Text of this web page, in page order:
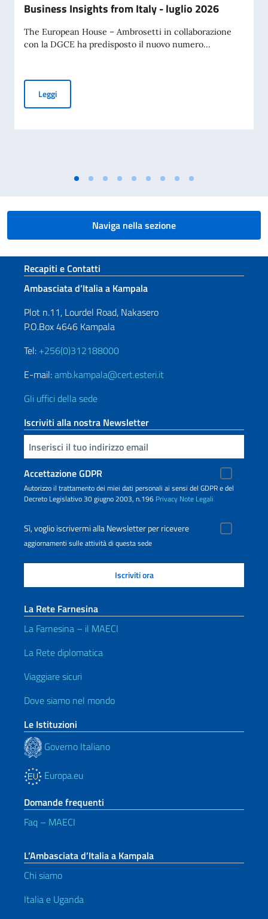
Business Insights from Italy - luglio 2026
The European House – Ambrosetti in collaborazione
con la DGCE ha predisposto il nuovo numero...
LeggiBusiness Insights from Italy - luglio 2026
Naviga nella sezione
Sezione footer
Recapiti e Contatti
Ambasciata d’Italia a Kampala
Plot n.11, Lourdel Road, Nakasero
P.O.Box 4646 Kampala
Tel: +256(0)312188000
E-mail:amb.kampala@cert.esteri.it
Gli uffici della sede
Iscriviti alla nostra Newsletter
Inserisci la tua email
Accettazione GDPR
Autorizzo il trattamento dei miei dati personali ai sensi del GDPR e del
Decreto Legislativo 30 giugno 2003, n.196 Privacy Note Legali
Sì, voglio iscrivermi alla Newsletter per ricevere
aggiornamenti sulle attività di questa sede
La Rete Farnesina
La Farnesina – il MAECI
La Rete diplomatica
Viaggiare sicuri
Dove siamo nel mondo
Le Istituzioni
Governo Italiano
Europa.eu
Domande frequenti
Faq – MAECI
L’Ambasciata d’Italia a Kampala
Chi siamo
Italia e Uganda